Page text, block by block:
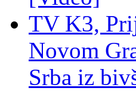
TV K3,
Novom
Srba iz